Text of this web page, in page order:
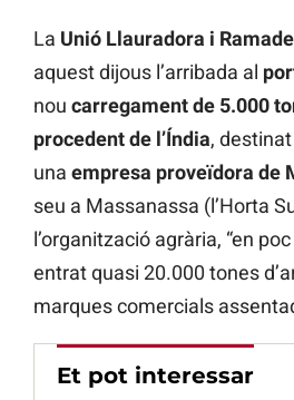
La Unió Llauradora i
aquest dijous l’arribada al
nou carregament de 5.000
procedent de l’Índia,
una empresa proveïdora de
seu a Massanassa (l’Horta
l’organització agrària, “en
entrat quasi 20.000 tones
marques comercials
Et pot interessar